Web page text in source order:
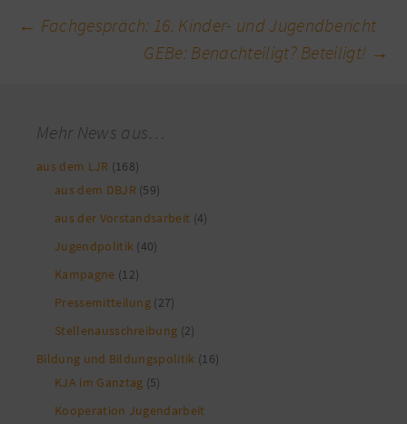
Beitragsnavigation
← Fachgespräch: 16. Kinder- und Jugendbericht
GEBe: Benachteiligt? Beteiligt! →
Mehr News aus…
aus dem LJR (168)
aus dem DBJR (59)
aus der Vorstandsarbeit (4)
Jugendpolitik (40)
Kampagne (12)
Pressemitteilung (27)
Stellenausschreibung (2)
Bildung und Bildungspolitik (16)
KJA im Ganztag (5)
Kooperation Jugendarbeit